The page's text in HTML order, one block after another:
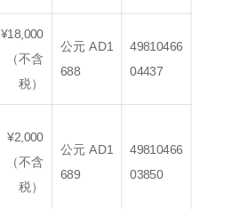
¥18,000
（不含
税）
公元 AD1
688
49810466
04437
¥2,000
（不含
税）
公元 AD1
689
49810466
03850